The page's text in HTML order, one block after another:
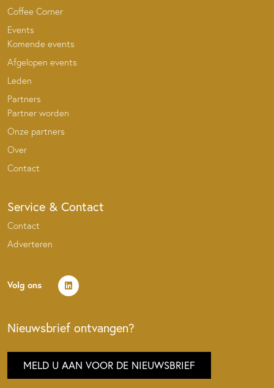
Coffee Corner
Events
Komende events
Afgelopen events
Leden
Partners
Partner worden
Onze partners
Over
Contact
Service & Contact
Contact
Adverteren
Volg ons
Nieuwsbrief ontvangen?
MELD U AAN VOOR DE NIEUWSBRIEF